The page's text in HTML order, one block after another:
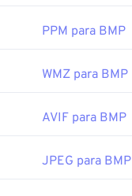
imagem vetorial,
.
PPM para BMP
WMZ para BMP
AVIF para BMP
JPEG para BMP